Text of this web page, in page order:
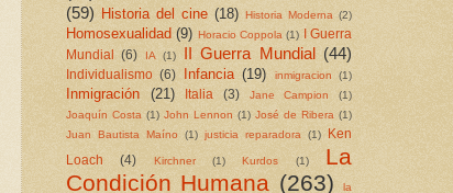
(59) Historia del cine (18) Historia Moderna (2)
Homosexualidad (9) Horacio Coppola (1)
I Guerra
Mundial
(6) IA (1) II Guerra Mundial (44)
Individualismo (6) Infancia (19) inmigracion (1)
Inmigración (21) Italia (3) Jane Campion
(1)
Joaquín Costa (1) John Lennon (1) José de Ribera (1)
Juan Bautista Maíno (1) justicia reparadora (1)
Ken
Loach
(4) Kirchner (1) Kurdos (1)
La
Condición Humana (263) la